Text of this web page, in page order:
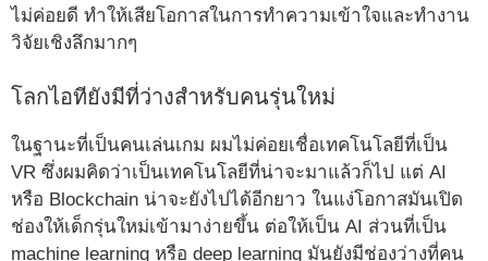
ไม่ค่อยดี ทำให้เสียโอกาสในการทำความเข้าใจและทำงาน
วิจัยเชิงลึกมากๆ
โลกไอทียังมีที่ว่างสำหรับคนรุ่นใหม่
ในฐานะที่เป็นคนเล่นเกม ผมไม่ค่อยเชื่อเทคโนโลยีที่เป็น
VR ซึ่งผมคิดว่าเป็นเทคโนโลยีที่น่าจะมาแล้วก็ไป แต่ AI
หรือ Blockchain น่าจะยังไปได้อีกยาว ในแง่โอกาสมันเปิด
ช่องให้เด็กรุ่นใหม่เข้ามาง่ายขึ้น ต่อให้เป็น AI ส่วนที่เป็น
machine learning หรือ deep learning มันยังมีช่องว่างที่คน